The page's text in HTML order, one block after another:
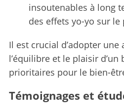
insoutenables à long
des effets yo-yo sur le
Il est crucial d’adopter
l’équilibre et le plaisir d’un
prioritaires pour le bien-
Témoignages et